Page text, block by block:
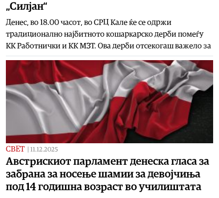
„Силјан“
Денес, во 18.00 часот, во СРЦ Кале ќе се одржи
традиционално најбитното кошаркарско дерби помеѓу
КК Работнички и КК МЗТ. Ова дерби отсекогаш важело за
СВЕТ 11.12.2025
Австрискиот парламент денеска гласа за
забрана за носење шамии за девојчиња
под 14 годишна возраст во училиштата